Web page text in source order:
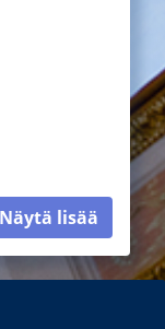
Näytä lisää